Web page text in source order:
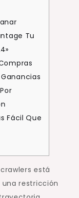
Tu
Fácil Que
está
restricción